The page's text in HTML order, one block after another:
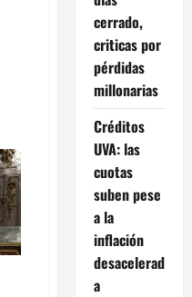
cerrado,
criticas por
pérdidas
millonarias
Créditos
UVA: las
cuotas
suben pese
a la
inflación
desacelerad
a